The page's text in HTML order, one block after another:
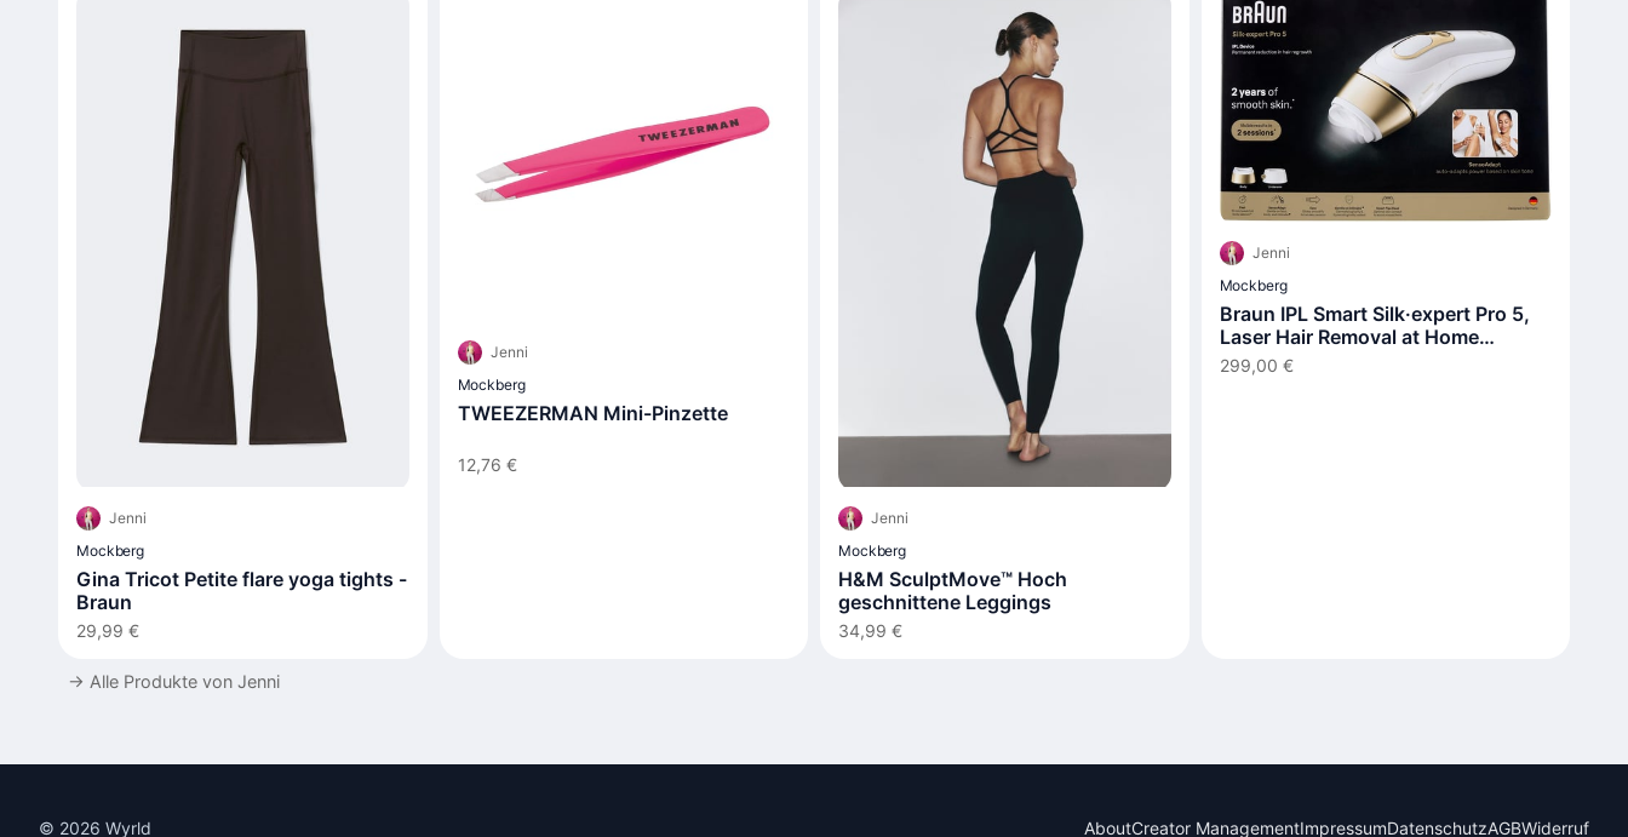
Jenni
Mockberg
Gina Tricot Petite flare yoga tights -
Braun
29,99 €
Jenni
Mockberg
TWEEZERMAN Mini-Pinzette
12,76 €
Jenni
Mockberg
H&M SculptMove™ Hoch
geschnittene Leggings
34,99 €
Jenni
Mockberg
Braun IPL Smart Silk·expert Pro 5,
Laser Hair Removal at Home
PL5210
299,00 €
→ Alle Produkte von Jenni
© 2026 Wyrld AboutCreator ManagementImpressumDatenschutzAGBWiderruf